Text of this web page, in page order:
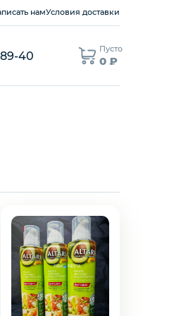
намУсловия доставки
40
Пусто
0 ₽